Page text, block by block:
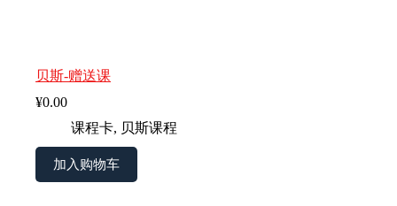
贝斯-赠送课
¥0.00
课程卡, 贝斯课程
加入购物车